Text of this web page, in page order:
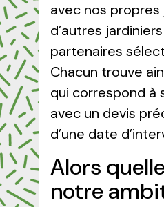
avec nos propres
d’autres
partenaires
Chacun trouve
qui correspond à
avec un devis
d’une date
Alors
notre